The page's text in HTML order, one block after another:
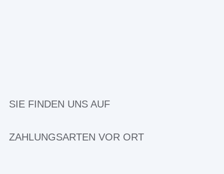
SIE FINDEN UNS AUF
ZAHLUNGSARTEN VOR ORT